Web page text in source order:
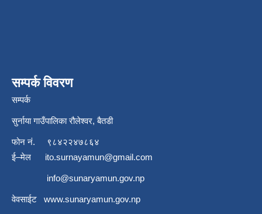
सम्पर्क विवरण
सम्पर्क
सुर्नाया गाउँपालिका रौलेश्वर, बैतडी
फोन नं.
९८४२२४७८६४
ई–मेल ito.surnayamun@gmail.com
info@sunaryamun.gov.np
वेवसाईट www.sunaryamun.gov.np